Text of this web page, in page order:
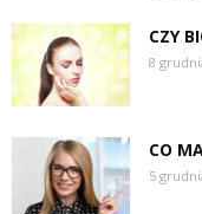
CZY
8
CO
5